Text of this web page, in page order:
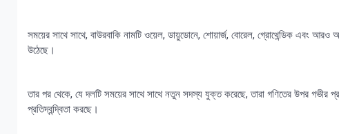
সময়ের সাথে সাথে, বাউরবাকি নামটি ওয়েল, ডায়ুডোনে, শোয়ার্জ, বোরেল, গ্রোথেন্ডিক এবং
উঠেছে।
তার পর থেকে, যে দলটি সময়ের সাথে সাথে নতুন সদস্য যুক্ত করেছে, তারা গণিতের উপর গভীর
প্রতিদ্বন্দ্বিতা করছে।